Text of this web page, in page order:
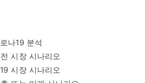
나19 분석
시장 시나리오
시장 시나리오